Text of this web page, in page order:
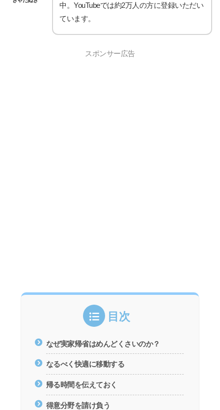
中。YouTubeでは約2万人の方に登録いただい
ています。
スポンサー広告
目次
なぜ実家帰省はめんどくさいのか？
なるべく快適に移動する
帰る時間を伝えておく
得意分野を請け負う